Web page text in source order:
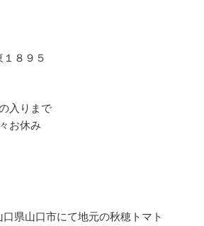
８９５
入りまで
お休み
県山口市にて地元の秋穂トマト